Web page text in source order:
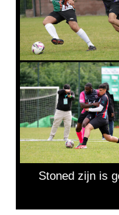
Stoned zijn is